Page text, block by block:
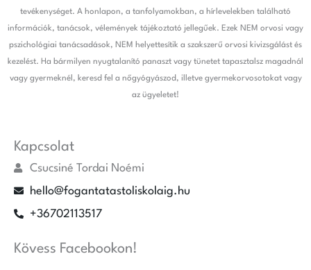
tevékenységet. A honlapon, a tanfolyamokban, a hírlevelekben található
információk, tanácsok, vélemények tájékoztató jellegűek. Ezek NEM orvosi vagy
pszichológiai tanácsadások, NEM helyettesítik a szakszerű orvosi kivizsgálást és
kezelést. Ha bármilyen nyugtalanító panaszt vagy tünetet tapasztalsz magadnál
vagy gyermeknél, keresd fel a nőgyógyászod, illetve gyermekorvosotokat vagy
az ügyeletet!
Kapcsolat
Csucsiné Tordai Noémi
hello@fogantatastoliskolaig.hu
+36702113517
Kövess Facebookon!